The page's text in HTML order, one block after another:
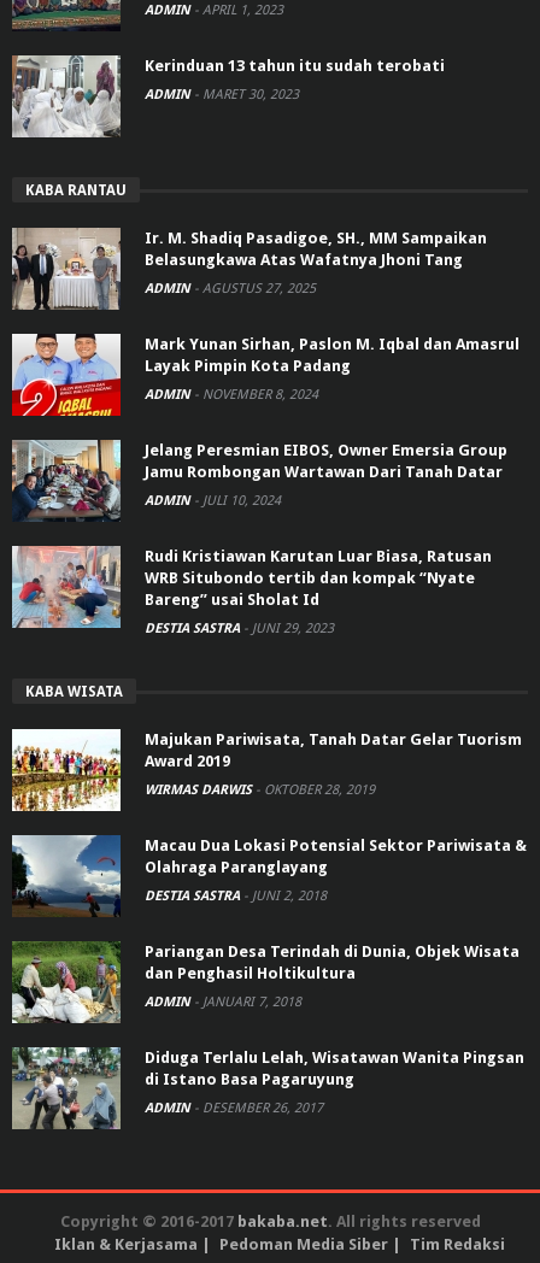
ADMIN - APRIL 1, 2023
Kerinduan 13 tahun itu sudah terobati
ADMIN - MARET 30, 2023
KABA RANTAU
Ir. M. Shadiq Pasadigoe, SH., MM Sampaikan
Belasungkawa Atas Wafatnya Jhoni Tang
ADMIN - AGUSTUS 27, 2025
Mark Yunan Sirhan, Paslon M. Iqbal dan Amasrul
Layak Pimpin Kota Padang
ADMIN - NOVEMBER 8, 2024
Jelang Peresmian EIBOS, Owner Emersia Group
Jamu Rombongan Wartawan Dari Tanah Datar
ADMIN - JULI 10, 2024
Rudi Kristiawan Karutan Luar Biasa, Ratusan
WRB Situbondo tertib dan kompak “Nyate
Bareng” usai Sholat Id
DESTIA SASTRA - JUNI 29, 2023
KABA WISATA
Majukan Pariwisata, Tanah Datar Gelar Tuorism
Award 2019
WIRMAS DARWIS - OKTOBER 28, 2019
Macau Dua Lokasi Potensial Sektor Pariwisata &
Olahraga Paranglayang
DESTIA SASTRA - JUNI 2, 2018
Pariangan Desa Terindah di Dunia, Objek Wisata
dan Penghasil Holtikultura
ADMIN - JANUARI 7, 2018
Diduga Terlalu Lelah, Wisatawan Wanita Pingsan
di Istano Basa Pagaruyung
ADMIN - DESEMBER 26, 2017
Copyright © 2016-2017 bakaba.net. All rights reserved
Iklan & Kerjasama
Pedoman Media Siber Tim Redaksi